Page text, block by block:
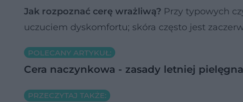
Jak rozpoznać cerę wrażliwą? Przy typowych
uczuciem dyskomfortu; skóra często jest
POLECANY ARTYKUŁ:
Cera naczynkowa - zasady letniej
PRZECZYTAJ TAKŻE: